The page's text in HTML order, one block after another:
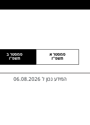
סמסטר א
תשפ"ז
סמסטר ב
תשפ"ו
המידע נכון ל 06.08.2026